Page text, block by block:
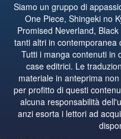
Siamo un gruppo di
One Piece, Shingeki no
Promised Neverland,
tanti altri in contemporanea
Tutti i manga contenuti in
case editrici. Le
materiale in anteprima
per profitto di questi
alcuna responsabilità
anzi esorta i lettori ad